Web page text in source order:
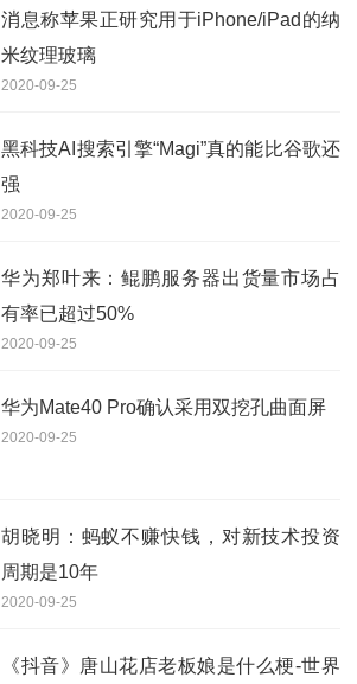
消息称苹果正研究用于iPhone/iPad的纳
米纹理玻璃
2020-09-25
黑科技AI搜索引擎“Magi”真的能比谷歌还
强
2020-09-25
华为郑叶来：鲲鹏服务器出货量市场占
有率已超过50%
2020-09-25
华为Mate40 Pro确认采用双挖孔曲面屏
2020-09-25
胡晓明：蚂蚁不赚快钱，对新技术投资
周期是10年
2020-09-25
《抖音》唐山花店老板娘是什么梗-世界